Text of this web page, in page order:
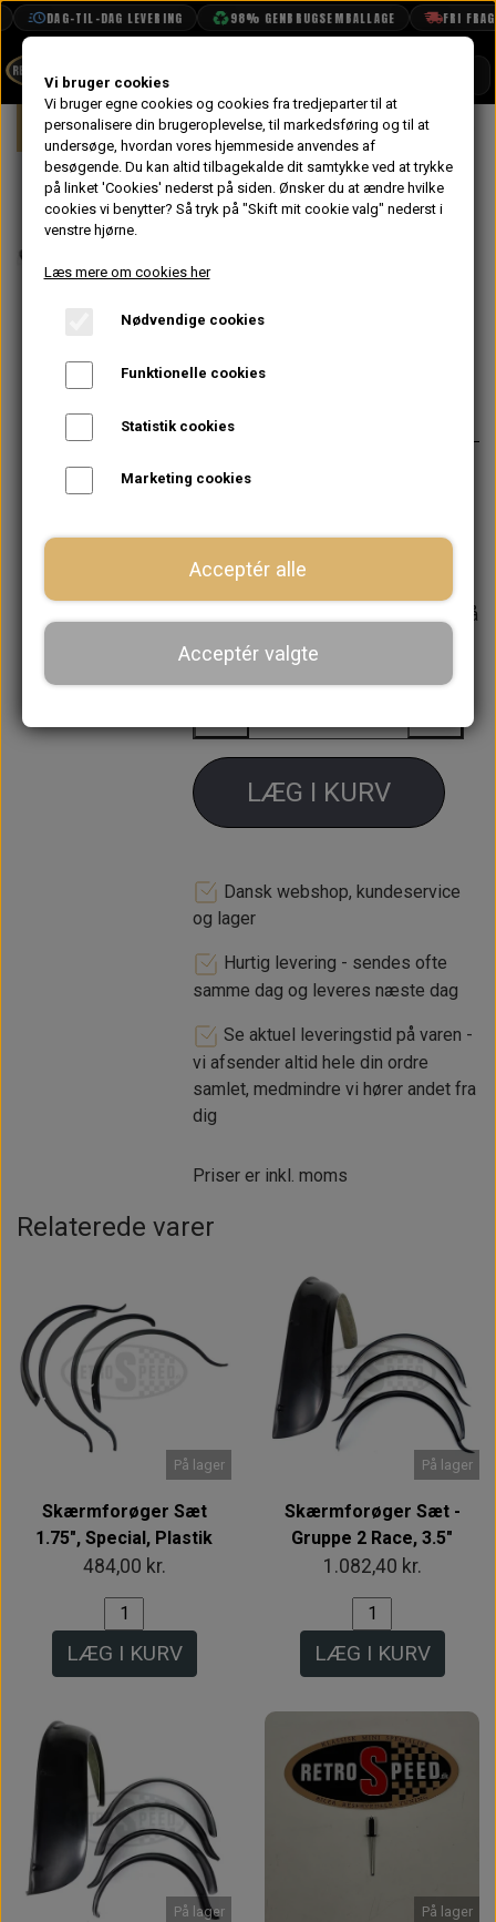
DAG-TIL-DAG LEVERING 98% GENBRUGSEMBALLAGE FRI FRAGT
BOOK TID
PROJEKTER
TEKNISK DATA
VANDPOLERING
Forside Mini Styling Skærmforøgere
På lager
Skrue og
Sæt til
Skærmforøgere
14,40 kr.
Originalt lavet til Mini Special
Varen er på
lager. 1-2 dages leveringstid
LÆG I KURV
Dansk webshop, kundeservice
og lager
Hurtig levering - sendes ofte
samme dag og leveres næste dag
Se aktuel leveringstid på varen -
vi afsender altid hele din ordre
samlet, medmindre vi hører andet fra
dig
Priser er inkl. moms
Relaterede varer
På lager
Skærmforøger Sæt
1.75", Special, Plastik
484,00 kr.
LÆG I KURV
På lager
Skærmforøger Sæt -
Gruppe 2 Race, 3.5"
1.082,40 kr.
LÆG I KURV
På lager På lager
Vi bruger cookies
Vi bruger egne cookies og cookies fra tredjeparter til at
personalisere din brugeroplevelse, til markedsføring og til at
undersøge, hvordan vores hjemmeside anvendes af
besøgende. Du kan altid tilbagekalde dit samtykke ved at trykke
på linket 'Cookies' nederst på siden. Ønsker du at ændre hvilke
cookies vi benytter? Så tryk på "Skift mit cookie valg" nederst i
venstre hjørne.
Læs mere om cookies her
Nødvendige cookies
Funktionelle cookies
Statistik cookies
Marketing cookies
Acceptér alle
Acceptér valgte